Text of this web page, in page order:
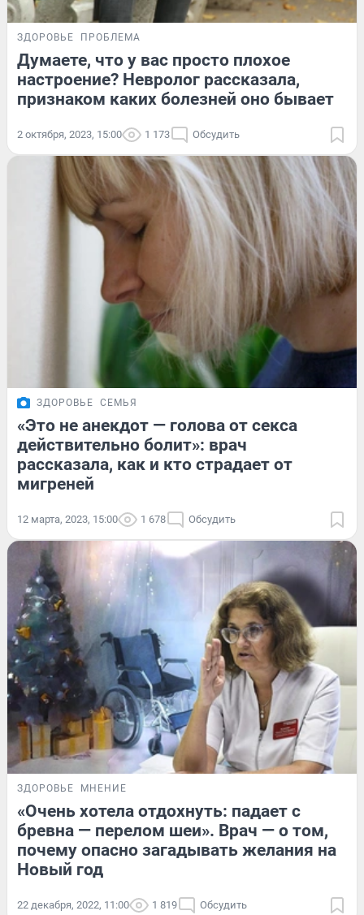
ЗДОРОВЬЕ ПРОБЛЕМА
Думаете, что у вас просто плохое
настроение? Невролог рассказала,
признаком каких болезней оно бывает
2 октября, 2023, 15:00 1 173 Обсудить
ЗДОРОВЬЕ СЕМЬЯ
«Это не анекдот — голова от секса
действительно болит»: врач
рассказала, как и кто страдает от
мигреней
12 марта, 2023, 15:00 1 678 Обсудить
ЗДОРОВЬЕ МНЕНИЕ
«Очень хотела отдохнуть: падает с
бревна — перелом шеи». Врач — о том,
почему опасно загадывать желания на
Новый год
22 декабря, 2022, 11:00 1 819 Обсудить